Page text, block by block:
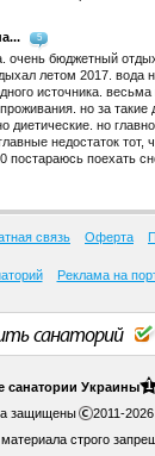
5
очень бюджетный
летом 2017. вода
источника. весьма
но за такие
диетические. но
недостаток тот,
постараюсь поехать
связь Оферта
Реклама на
санатории Украины 1
защищены
2011-2026
строго
санаторий